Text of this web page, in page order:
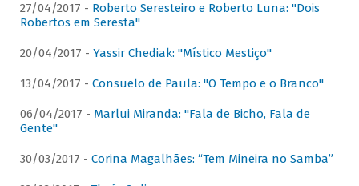
27/04/2017 - Roberto Seresteiro e Roberto Luna: "Dois
Robertos em Seresta"
20/04/2017 - Yassir Chediak: "Místico Mestiço"
13/04/2017 - Consuelo de Paula: "O Tempo e o Branco"
06/04/2017 - Marlui Miranda: "Fala de Bicho, Fala de
Gente"
30/03/2017 - Corina Magalhães: “Tem Mineira no Samba”